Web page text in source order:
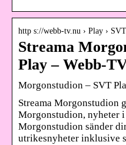
http s://webb-tv.nu › Play ›
Streama
Play – Webb-
Morgonstudion – SVT
Streama Morgonstudion
Morgonstudion, nyheter
Morgonstudion sänder
utrikesnyheter inklusive